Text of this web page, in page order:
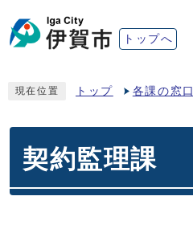
トップへ
現在位置 トップ 各課の窓口
契約監理課